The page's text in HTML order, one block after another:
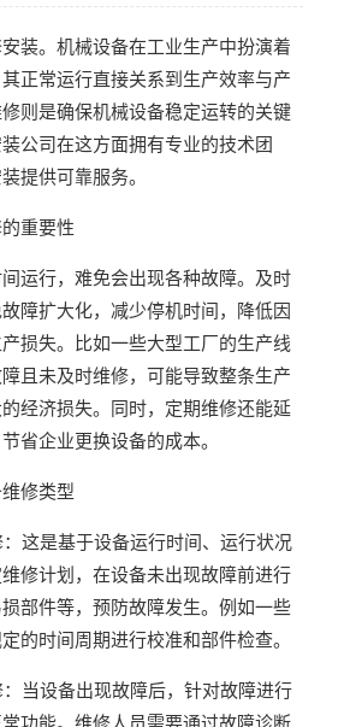
装。机械设备在工业生产中扮演着
正常运行直接关系到生产效率与产
则是确保机械设备稳定运转的关键
公司在这方面拥有专业的技术团
提供可靠服务。
重要性
运行，难免会出现各种故障。及时
障扩大化，减少停机时间，降低因
损失。比如一些大型工厂的生产线
且未及时维修，可能导致整条生产
经济损失。同时，定期维修还能延
省企业更换设备的成本。
修类型
这是基于设备运行时间、运行状况
修计划，在设备未出现故障前进行
部件等，预防故障发生。例如一些
的时间周期进行校准和部件检查。
当设备出现故障后，针对故障进行